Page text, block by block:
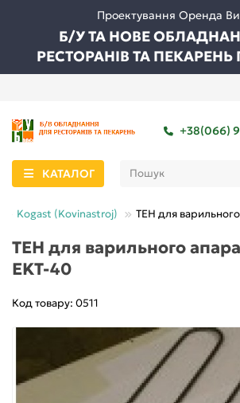
Проектування Оренда
Б/У ТА НОВЕ
РЕСТОРАНІВ ТА
+38(066)
КАТАЛОГ
Kogast (Kovinastroj) ТЕН для
ТЕН для варильного
EKT-40
Код товару: 0511